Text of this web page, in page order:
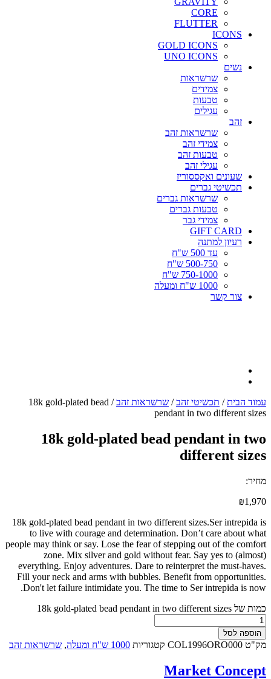
CORE
FLUTTER
ICONS
GOLD ICONS
UNO ICONS
נשים
שרשראות
צמידים
טבעות
עגילים
זהב
שרשראות זהב
צמידי זהב
טבעות זהב
עגילי זהב
שעונים ואקססוריז
תכשיטי גברים
שרשראות גברים
טבעות גברים
צמידי גבר
GIFT CARD
רעיון למתנה
עד 500 ש"ח
500-750 ש"ח
750-1000 ש"ח
1000 ש"ח ומעלה
צור קשר
עמוד הבית/ תכשיטי זהב/ שרשראות זהב
/ 18k gold-plated bead
pendant in two different sizes
18k gold-plated bead pendant in two
different sizes
מחיר:
₪1,970
18k gold-plated bead pendant in two different sizes.Ser intrepida is
to live with courage and determination. Don’t care about what
people may think or say. Lose the fear of stepping out of the comfort
zone. Mix silver and gold without fear. Say yes to (almost)
everything. Enjoy adventures. Dare to reinterpret the must-haves.
Fill your neck and arms with bubbles. Benefit from opportunities.
Don't let failure intimidate you. The time to Ser intrepida is now.
כמות של 18k gold-plated bead pendant in two different sizes
הוספה לסל
מק"ט COL1996ORO000 קטגוריות 1000 ש"ח ומעלה , שרשראות זהב
Market Concept